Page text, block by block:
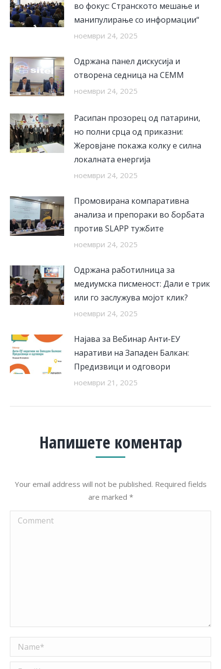
во фокус: Странското мешање и
манипулирање со информации“
ноември 24, 2025
Одржана панел дискусија и
отворена седница на СЕММ
ноември 24, 2025
Расипан прозорец од патарини,
но полни срца од приказни:
Жеровјане покажа колку е силна
локалната енергија
ноември 24, 2025
Промовирана компаративна
анализа и препораки во борбата
против SLAPP тужбите
ноември 24, 2025
Одржана работилница за
медиумска писменост: Дали е трик
или го заслужува мојот клик?
ноември 24, 2025
Најава за Вебинар Анти-ЕУ
наративи на Западен Балкан:
Предизвици и одговори
ноември 21, 2025
Напишете коментар
Your email address will not be published. Required fields
are marked *
Comment
Name *